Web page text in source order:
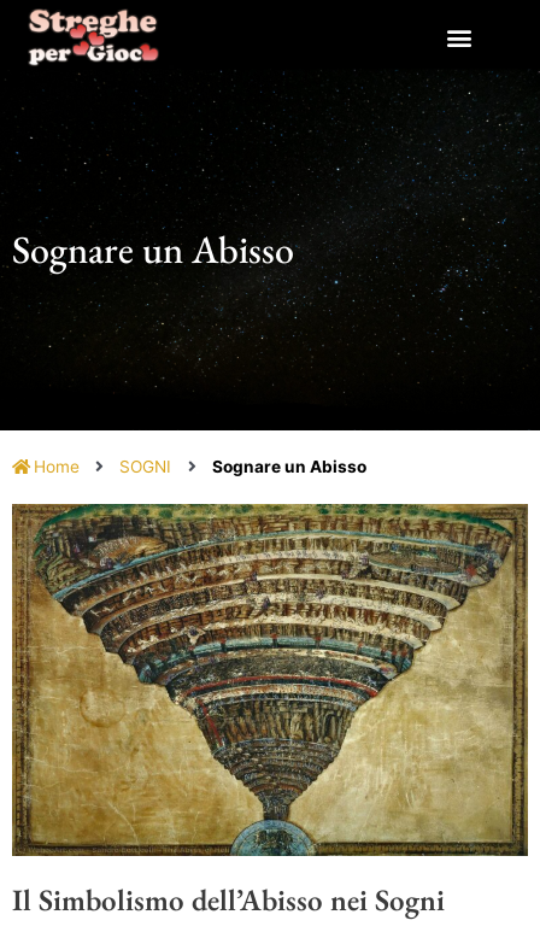
contenuto
Sognare un Abisso
Home SOGNI Sognare un Abisso
Il Simbolismo dell’Abisso nei Sogni